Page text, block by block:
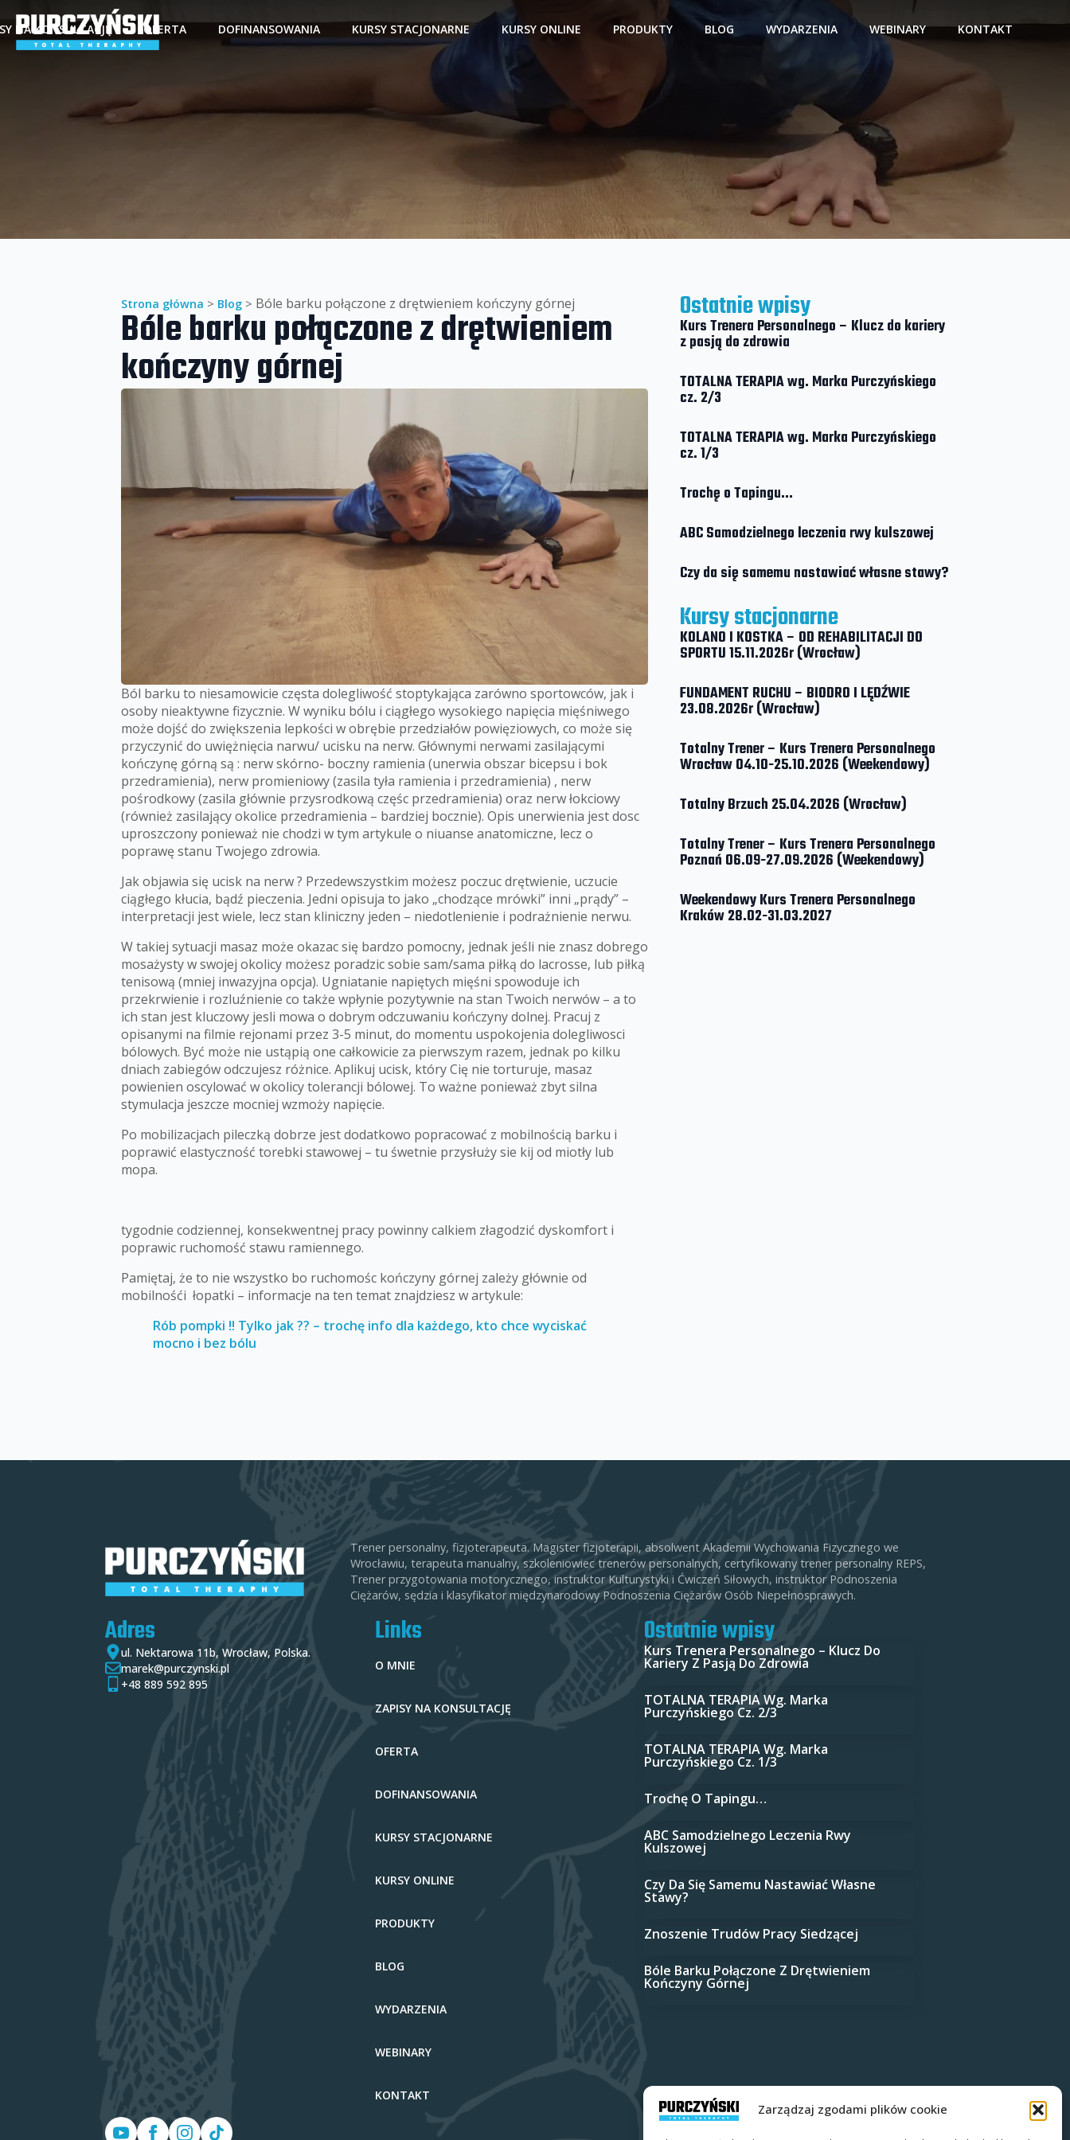
Zarządzaj zgodami plików cookie
NA KONSULTACJĘ OFERTA DOFINANSOWANIA KURSY STACJONARNE KURSY ONLINE PRODUKTY BLOG WYDARZENIA WEBINARY KONTAKT
Strona główna > Blog > Bóle barku połączone z drętwieniem kończyny górnej
Bóle barku połączone z drętwieniem
kończyny górnej
Ból barku to niesamowicie częsta dolegliwość stoptykająca zarówno sportowców, jak i
osoby nieaktywne fizycznie. W wyniku bólu i ciągłego wysokiego napięcia mięśniwego
może dojść do zwiększenia lepkości w obrębie przedziałów powięziowych, co może się
przyczynić do uwiężnięcia narwu/ ucisku na nerw. Głównymi nerwami zasilającymi
kończynę górną są : nerw skórno- boczny ramienia (unerwia obszar bicepsu i bok
przedramienia), nerw promieniowy (zasila tyła ramienia i przedramienia) , nerw
pośrodkowy (zasila głównie przysrodkową częśc przedramienia) oraz nerw łokciowy
(również zasilający okolice przedramienia – bardziej bocznie). Opis unerwienia jest dosc
uproszczony ponieważ nie chodzi w tym artykule o niuanse anatomiczne, lecz o
poprawę stanu Twojego zdrowia.
Jak objawia się ucisk na nerw ? Przedewszystkim możesz poczuc drętwienie, uczucie
ciągłego kłucia, bądź pieczenia. Jedni opisuja to jako „chodzące mrówki” inni „prądy” –
interpretacji jest wiele, lecz stan kliniczny jeden – niedotlenienie i podrażnienie nerwu.
W takiej sytuacji masaz może okazac się bardzo pomocny, jednak jeśli nie znasz dobrego
mosażysty w swojej okolicy możesz poradzic sobie sam/sama piłką do lacrosse, lub piłką
tenisową (mniej inwazyjna opcja). Ugniatanie napiętych mięśni spowoduje ich
przekrwienie i rozluźnienie co także wpłynie pozytywnie na stan Twoich nerwów – a to
ich stan jest kluczowy jesli mowa o dobrym odczuwaniu kończyny dolnej. Pracuj z
opisanymi na filmie rejonami przez 3-5 minut, do momentu uspokojenia dolegliwosci
bólowych. Być może nie ustąpią one całkowicie za pierwszym razem, jednak po kilku
dniach zabiegów odczujesz różnice. Aplikuj ucisk, który Cię nie torturuje, masaz
powienien oscylować w okolicy tolerancji bólowej. To ważne ponieważ zbyt silna
stymulacja jeszcze mocniej wzmoży napięcie.
Po mobilizacjach pileczką dobrze jest dodatkowo popracować z mobilnością barku i
poprawić elastyczność torebki stawowej – tu śwetnie przysłuży sie kij od miotły lub
mopa.
tygodnie codziennej, konsekwentnej pracy powinny calkiem złagodzić dyskomfort i
poprawic ruchomość stawu ramiennego.
Pamiętaj, że to nie wszystko bo ruchomośc kończyny górnej zależy głównie od
mobilnośći łopatki – informacje na ten temat znajdziesz w artykule:
Rób pompki !! Tylko jak ?? – trochę info dla każdego, kto chce wyciskać
mocno i bez bólu
Ostatnie wpisy
Kurs Trenera Personalnego – Klucz do kariery
z pasją do zdrowia
TOTALNA TERAPIA wg. Marka Purczyńskiego
cz. 2/3
TOTALNA TERAPIA wg. Marka Purczyńskiego
cz. 1/3
Trochę o Tapingu…
ABC Samodzielnego leczenia rwy kulszowej
Czy da się samemu nastawiać własne stawy?
Kursy stacjonarne
KOLANO I KOSTKA – OD REHABILITACJI DO
SPORTU 15.11.2026r (Wrocław)
FUNDAMENT RUCHU – BIODRO I LĘDŹWIE
23.08.2026r (Wrocław)
Totalny Trener – Kurs Trenera Personalnego
Wrocław 04.10-25.10.2026 (Weekendowy)
Totalny Brzuch 25.04.2026 (Wrocław)
Totalny Trener – Kurs Trenera Personalnego
Poznań 06.09-27.09.2026 (Weekendowy)
Weekendowy Kurs Trenera Personalnego
Kraków 28.02-31.03.2027
Trener personalny, fizjoterapeuta. Magister fizjoterapii, absolwent Akademii Wychowania Fizycznego we
Wrocławiu, terapeuta manualny, szkoleniowiec trenerów personalnych, certyfikowany trener personalny REPS,
Trener przygotowania motorycznego, instruktor Kulturystyki i Ćwiczeń Siłowych, instruktor Podnoszenia
Ciężarów, sędzia i klasyfikator międzynarodowy Podnoszenia Ciężarów Osób Niepełnosprawych.
Adres
ul. Nektarowa 11b, Wrocław, Polska.
marek@purczynski.pl
+48 889 592 895
Links
O MNIE
ZAPISY NA KONSULTACJĘ
OFERTA
DOFINANSOWANIA
KURSY STACJONARNE
KURSY ONLINE
PRODUKTY
BLOG
WYDARZENIA
WEBINARY
KONTAKT
Ostatnie wpisy
Kurs Trenera Personalnego – Klucz Do
Kariery Z Pasją Do Zdrowia
TOTALNA TERAPIA Wg. Marka
Purczyńskiego Cz. 2/3
TOTALNA TERAPIA Wg. Marka
Purczyńskiego Cz. 1/3
Trochę O Tapingu…
ABC Samodzielnego Leczenia Rwy
Kulszowej
Czy Da Się Samemu Nastawiać Własne
Stawy?
Znoszenie Trudów Pracy Siedzącej
Bóle Barku Połączone Z Drętwieniem
Kończyny Górnej